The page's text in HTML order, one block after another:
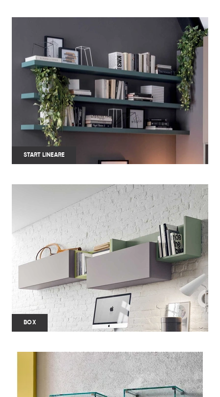
START LINEARE
BOX